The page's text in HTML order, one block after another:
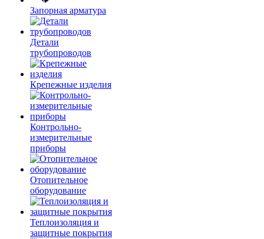
Запорная арматура
Детали
трубопроводов
Крепежные изделия
Контрольно-
измерительные
приборы
Отопительное
оборудование
Теплоизоляция и
защитные покрытия